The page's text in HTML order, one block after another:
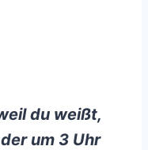
du weißt,
um 3 Uhr